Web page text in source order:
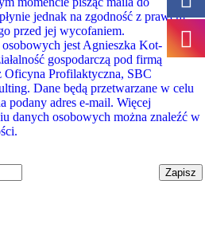
jednak na zgodność z prawem
przed jej wycofaniem.
jest Agnieszka Kot-
gospodarczą pod firmą
Profilaktyczna, SBC
Dane będą przetwarzane w celu
podany adres e-mail. Więcej
danych osobowych można znaleźć w